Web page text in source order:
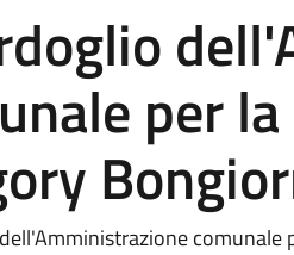
per
comunale